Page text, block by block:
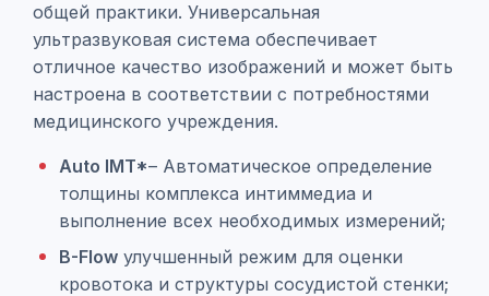
общей практики. Универсальная
ультразвуковая система обеспечивает
отличное качество изображений и может быть
настроена в соответствии с потребностями
медицинского учреждения.
Auto IMT*– Автоматическое определение
толщины комплекса интиммедиа и
выполнение всех необходимых измерений;
B-Flow улучшенный режим для оценки
кровотока и структуры сосудистой стенки;